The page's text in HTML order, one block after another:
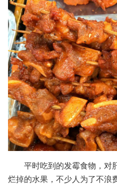
平时吃到的发霉食物，对
烂掉的水果，不少人为了不浪